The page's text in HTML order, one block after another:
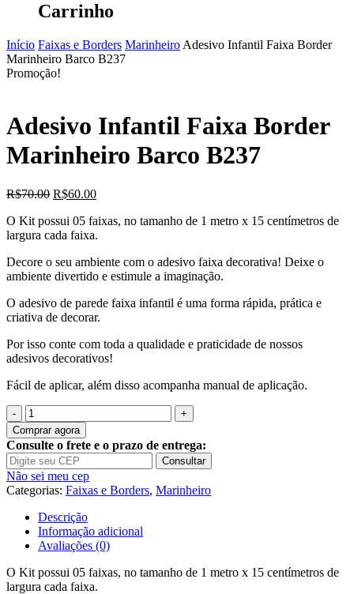
Carrinho
Início Faixas e Borders Marinheiro Adesivo Infantil Faixa Border
Marinheiro Barco B237
Promoção!
Adesivo Infantil Faixa Border
Marinheiro Barco B237
R$70.00 O
original
era:
R$60.00O
atual
é:
O Kit possui 05 faixas, no tamanho de 1 metro x 15 centímetros de
largura cada faixa.
Decore o seu ambiente com o adesivo faixa decorativa! Deixe o
ambiente divertido e estimule a imaginação.
O adesivo de parede faixa infantil é uma forma rápida, prática e
criativa de decorar.
Por isso conte com toda a qualidade e praticidade de nossos
adesivos decorativos!
Fácil de aplicar, além disso acompanha manual de aplicação.
Quantidade
de
Adesivo
Infantil
Faixa
Border
Marinheiro
Barco
B237
Comprar agora
Consulte o frete e o prazo de entrega:
Consultar
Não sei meu cep
Categorias: Faixas e Borders, Marinheiro
Descrição
Informação adicional
Avaliações (0)
O Kit possui 05 faixas, no tamanho de 1 metro x 15 centímetros de
largura cada faixa.